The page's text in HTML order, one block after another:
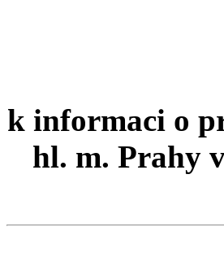
k informaci o
hl. m. Prahy